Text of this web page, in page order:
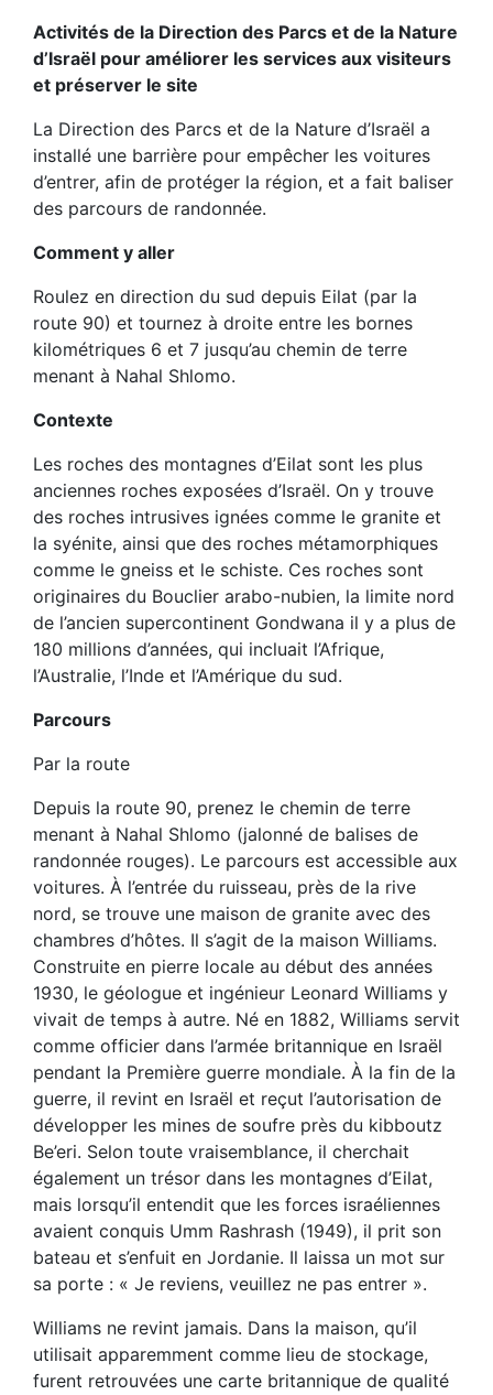
Activités de la Direction des Parcs et de la Nature
d’Israël pour améliorer les services aux visiteurs
et préserver le site
La Direction des Parcs et de la Nature d’Israël a
installé une barrière pour empêcher les voitures
d’entrer, afin de protéger la région, et a fait baliser
des parcours de randonnée.
Comment y aller
Roulez en direction du sud depuis Eilat (par la
route 90) et tournez à droite entre les bornes
kilométriques 6 et 7 jusqu’au chemin de terre
menant à Nahal Shlomo.
Contexte
Les roches des montagnes d’Eilat sont les plus
anciennes roches exposées d’Israël. On y trouve
des roches intrusives ignées comme le granite et
la syénite, ainsi que des roches métamorphiques
comme le gneiss et le schiste. Ces roches sont
originaires du Bouclier arabo-nubien, la limite nord
de l’ancien supercontinent Gondwana il y a plus de
180 millions d’années, qui incluait l’Afrique,
l’Australie, l’Inde et l’Amérique du sud.
Parcours
Par la route
Depuis la route 90, prenez le chemin de terre
menant à Nahal Shlomo (jalonné de balises de
randonnée rouges). Le parcours est accessible aux
voitures. À l’entrée du ruisseau, près de la rive
nord, se trouve une maison de granite avec des
chambres d’hôtes. Il s’agit de la maison Williams.
Construite en pierre locale au début des années
1930, le géologue et ingénieur Leonard Williams y
vivait de temps à autre. Né en 1882, Williams servit
comme officier dans l’armée britannique en Israël
pendant la Première guerre mondiale. À la fin de la
guerre, il revint en Israël et reçut l’autorisation de
développer les mines de soufre près du kibboutz
Be’eri. Selon toute vraisemblance, il cherchait
également un trésor dans les montagnes d’Eilat,
mais lorsqu’il entendit que les forces israéliennes
avaient conquis Umm Rashrash (1949), il prit son
bateau et s’enfuit en Jordanie. Il laissa un mot sur
sa porte : « Je reviens, veuillez ne pas entrer ».
Williams ne revint jamais. Dans la maison, qu’il
utilisait apparemment comme lieu de stockage,
furent retrouvées une carte britannique de qualité